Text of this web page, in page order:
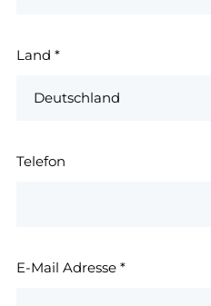
Land *
Telefon
E-Mail Adresse *